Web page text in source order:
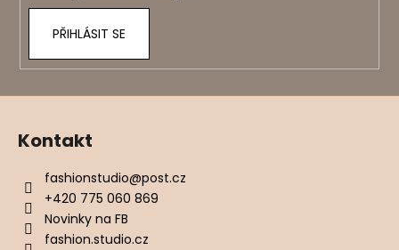
PŘIHLÁSIT SE
Kontakt
fashionstudio@post.cz
+420 775 060 869
Novinky na FB
fashion.studio.cz